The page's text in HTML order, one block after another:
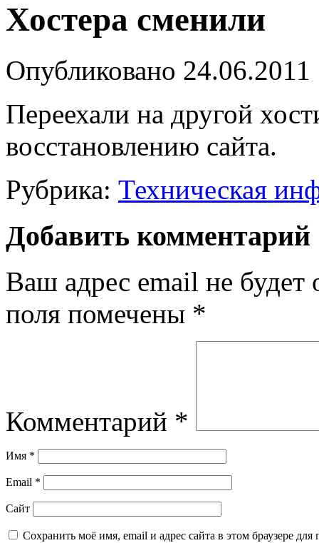
Хостера сменили
Опубликовано 24.06.2011
Переехали на другой
восстановлению сайта.
Рубрика: Техническая
Добавить комментарий
Ваш адрес email не будет
поля помечены *
Комментарий *
Имя *
Email *
Сайт
Сохранить моё имя, email и адрес сайта в этом браузере